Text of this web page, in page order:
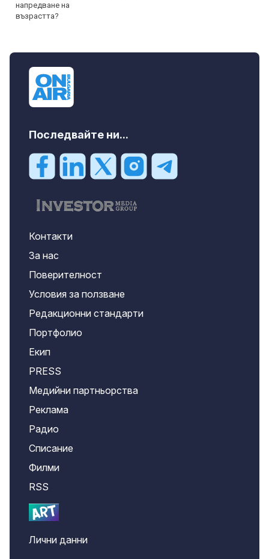
Последвайте ни...
Контакти
За нас
Поверителност
Условия за ползване
Редакционни стандарти
Портфолио
Екип
PRESS
Медийни партньорства
Реклама
Радио
Списание
Филми
RSS
Лични данни